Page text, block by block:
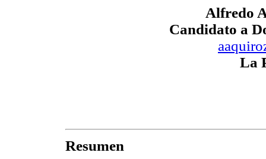
Alfredo
Candidato a
La
Resumen